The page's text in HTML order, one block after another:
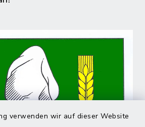
verwenden wir auf dieser Website